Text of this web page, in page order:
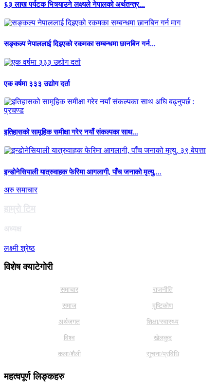
६३ लाख पर्यटक भित्र्याउने लक्ष्यले नेपालको अर्थतन्त्र...
सङ्कल्प नेपाललाई दिइएको रकमका सम्बन्धमा छानबिन गर्न...
एक वर्षमा ३३३ उद्योग दर्ता
इतिहासको सामूहिक समीक्षा गरेर नयाँ संकल्पका साथ...
इन्डोनेसियाली यात्रुवाहक फेरिमा आगलागी, पाँच जनाको मृत्यु,...
अरु समाचार
हाम्राे टिम
अध्यक्ष
लक्ष्मी श्रेष्ठ
विशेष क्याटेगाेरी
समाचार राजनीति
समाज दृष्टिकोण
अर्थजगत शिक्षा/स्वास्थ्य
विश्व खेलकुद
कला/शैली सूचना/प्रविधि
महत्वपूर्ण लिङ्कहरु